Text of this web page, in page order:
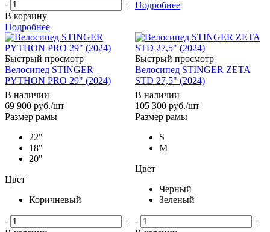
-
+
В корзину
Подробнее
Подробнее
Быстрый просмотр
Велосипед STINGER
PYTHON PRO 29" (2024)
В наличии
69 900 руб./шт
Размер рамы
22"
18"
20"
Цвет
Коричневый
-
+
Быстрый просмотр
Велосипед STINGER ZETA
STD 27,5" (2024)
В наличии
105 300 руб./шт
Размер рамы
S
M
Цвет
Черный
Зеленый
-
+